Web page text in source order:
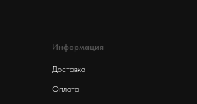
Информация
Доставка
Оплата